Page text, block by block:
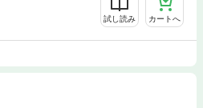
試し読み カートへ